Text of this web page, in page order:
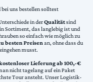
uns bestellen solltest
in derQualitätsind
Sortiment, das langlebig ist und
so einfach wie möglich zu
besten Preisenan, ohne dass du
musst.
Lieferung ab 100,-€
nicht tagelang auf ein Paket
Tour ansteht. Unser Logistik-